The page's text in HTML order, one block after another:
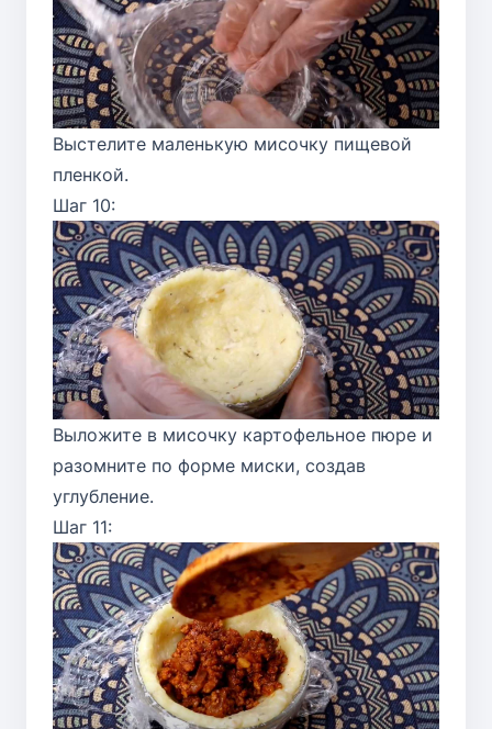
Выстелите маленькую мисочку пищевой
пленкой.
Шаг 10:
Выложите в мисочку картофельное пюре и
разомните по форме миски, создав
углубление.
Шаг 11: